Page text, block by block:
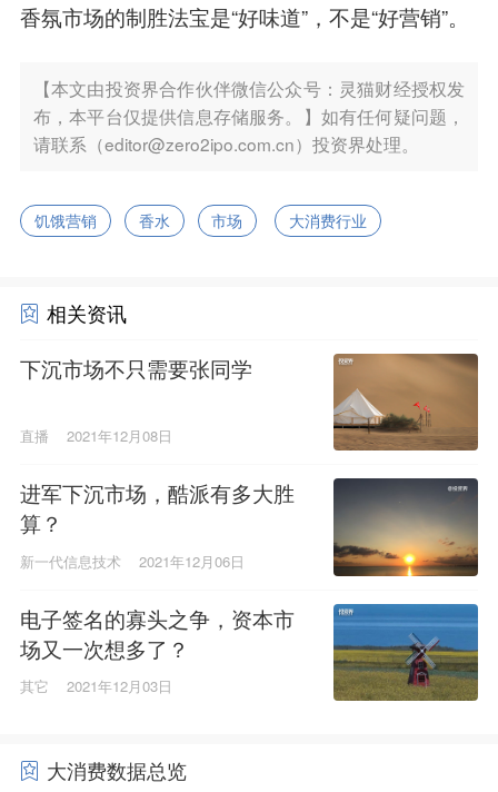
香氛市场的制胜法宝是“好味道”，不是“好营销”。
【本文由投资界合作伙伴微信公众号：灵猫财经授权发
布，本平台仅提供信息存储服务。】如有任何疑问题，
请联系（editor@zero2ipo.com.cn）投资界处理。
饥饿营销 香水 市场 大消费行业
相关资讯
下沉市场不只需要张同学
直播 2021年12月08日
进军下沉市场，酷派有多大胜
算？
新一代信息技术 2021年12月06日
电子签名的寡头之争，资本市
场又一次想多了？
其它 2021年12月03日
大消费数据总览